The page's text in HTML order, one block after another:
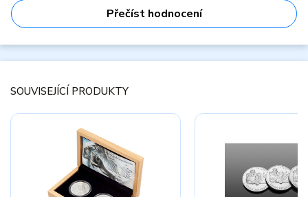
Přečíst hodnocení
SOUVISEJÍCÍ PRODUKTY